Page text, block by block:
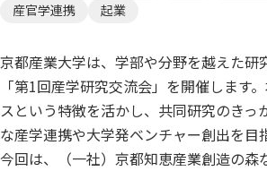
産官学連携
起業
京都産業大学は、学部や分野を越えた研
「第1回産学研究交流会」を開催します
スという特徴を活かし、共同研究のきっ
な産学連携や大学発ベンチャー創出を目
今回は、（一社）京都知恵産業創造の森